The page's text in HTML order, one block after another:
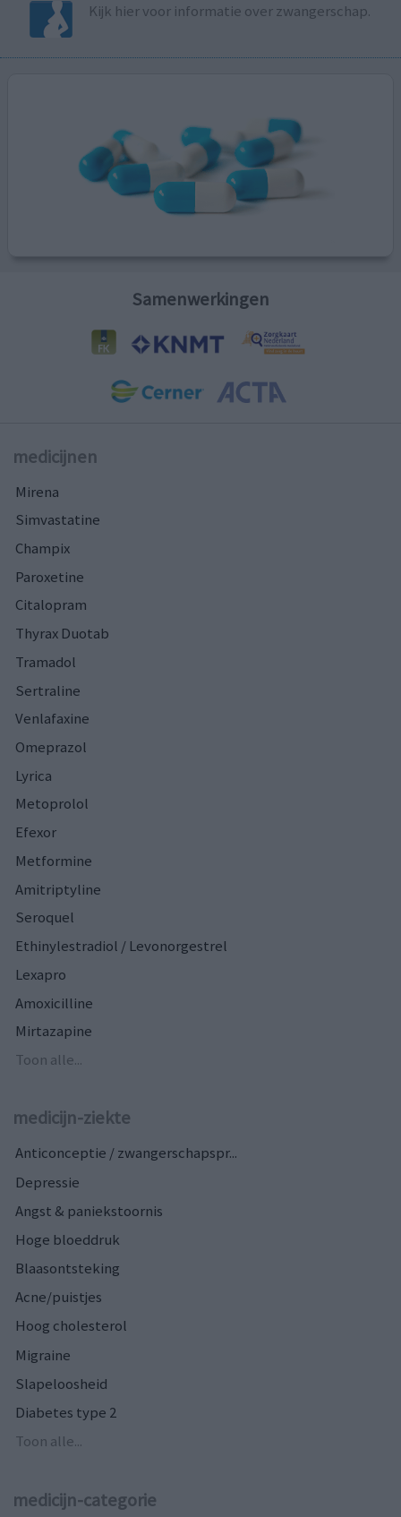
Kijk hier voor informatie over zwangerschap.
Samenwerkingen
medicijnen
Mirena
Simvastatine
Champix
Paroxetine
Citalopram
Thyrax Duotab
Tramadol
Sertraline
Venlafaxine
Omeprazol
Lyrica
Metoprolol
Efexor
Metformine
Amitriptyline
Seroquel
Ethinylestradiol / Levonorgestrel
Lexapro
Amoxicilline
Mirtazapine
Toon alle...
medicijn-ziekte
Anticonceptie / zwangerschapspr...
Depressie
Angst & paniekstoornis
Hoge bloeddruk
Blaasontsteking
Acne/puistjes
Hoog cholesterol
Migraine
Slapeloosheid
Diabetes type 2
Toon alle...
medicijn-categorie